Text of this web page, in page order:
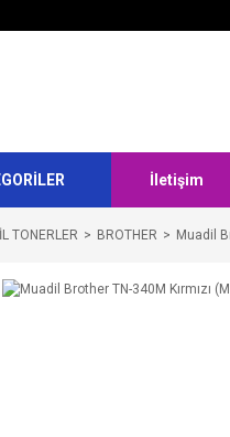
İletişim
TONERLER BROTHER Muadil